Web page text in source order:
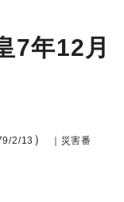
7年12月
2/13 ）
｜災害番